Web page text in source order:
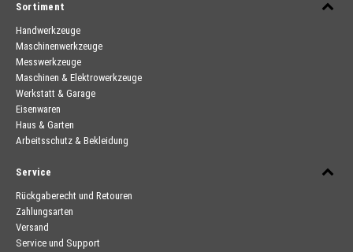
Sortiment
Handwerkzeuge
Maschinenwerkzeuge
Messwerkzeuge
Maschinen & Elektrowerkzeuge
Werkstatt & Garage
Eisenwaren
Haus & Garten
Arbeitsschutz & Bekleidung
Service
Rückgaberecht und Retouren
Zahlungsarten
Versand
Service und Support